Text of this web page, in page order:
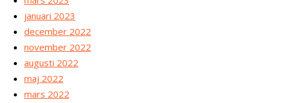
januari 2023
december 2022
november 2022
augusti 2022
maj 2022
mars 2022